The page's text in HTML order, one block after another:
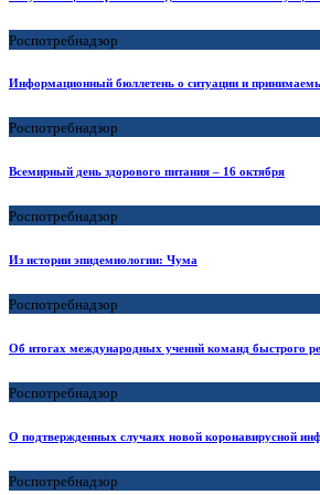
Роспотребнадзор
Информационный бюллетень о ситуации и
Роспотребнадзор
Всемирный день здорового питания – 16 октября
Роспотребнадзор
Из истории эпидемиологии: Чума
Роспотребнадзор
Об итогах международных учений команд быстрого
Роспотребнадзор
О подтвержденных случаях новой коронавирусной
Роспотребнадзор